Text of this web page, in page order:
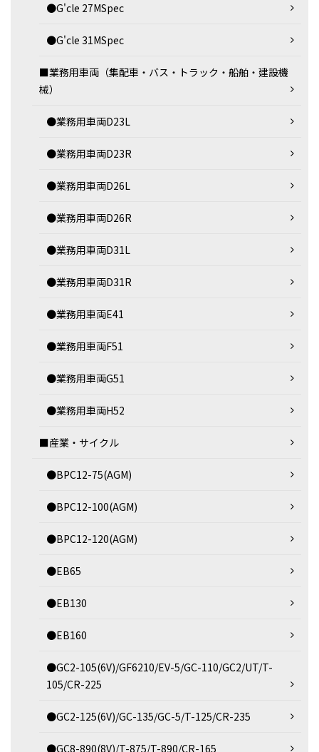
●G'cle 27MSpec
●G'cle 31MSpec
■業務用車両（集配車・バス・トラック・船舶・建設機
械）
●業務用車両D23L
●業務用車両D23R
●業務用車両D26L
●業務用車両D26R
●業務用車両D31L
●業務用車両D31R
●業務用車両E41
●業務用車両F51
●業務用車両G51
●業務用車両H52
■産業・サイクル
●BPC12-75(AGM)
●BPC12-100(AGM)
●BPC12-120(AGM)
●EB65
●EB130
●EB160
●GC2-105(6V)/GF6210/EV-5/GC-110/GC2/UT/T-
105/CR-225
●GC2-125(6V)/GC-135/GC-5/T-125/CR-235
●GC8-890(8V)/T-875/T-890/CR-165